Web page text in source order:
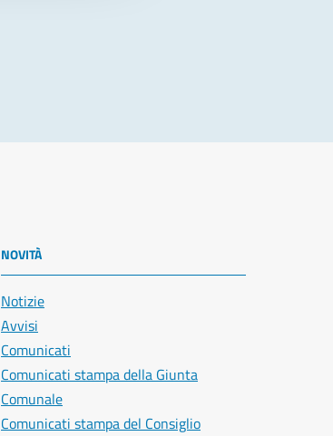
NOVITÀ
Notizie
Avvisi
Comunicati
Comunicati stampa della Giunta
Comunale
Comunicati stampa del Consiglio